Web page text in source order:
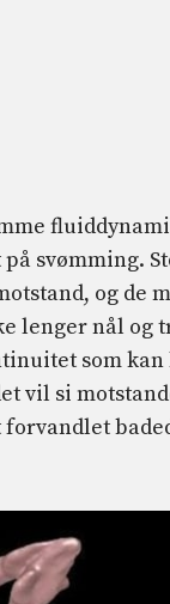
svømming.
og de
lenger nål og
som
vil si